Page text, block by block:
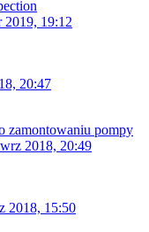
2019, 19:12
20:47
zamontowaniu pompy
2018, 20:49
2018, 15:50